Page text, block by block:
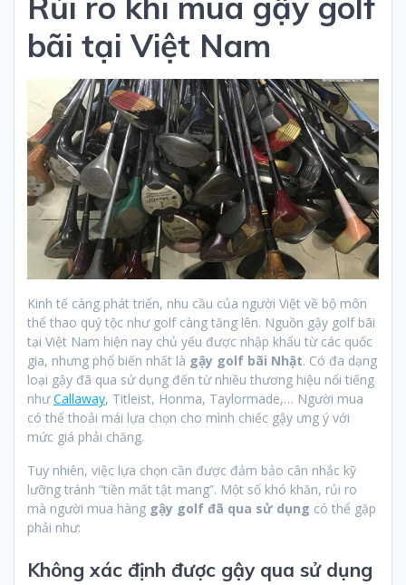
bãi tại Việt Nam
Kinh tế càng phát triển, nhu cầu của người Việt về bộ môn
thể thao quý tộc như golf càng tăng lên. Nguồn gậy golf bãi
tại Việt Nam hiện nay chủ yếu được nhập khẩu từ các quốc
gia, nhưng phổ biến nhất là gậy golf bãi Nhật. Có đa dạng
loại gậy đã qua sử dụng đến từ nhiều thương hiệu nổi tiếng
nhưCallaway, Titleist, Honma, Taylormade,… Người mua
có thể thoải mái lựa chọn cho mình chiếc gậy ưng ý với
mức giá phải chăng.
Tuy nhiên, việc lựa chọn cần được đảm bảo cân nhắc kỹ
lưỡng tránh “tiền mất tật mang”. Một số khó khăn, rủi ro
mà người mua hàng gậy golf đã qua sử dụng có thể gặp
phải như:
Không xác định được gậy qua sử dụng